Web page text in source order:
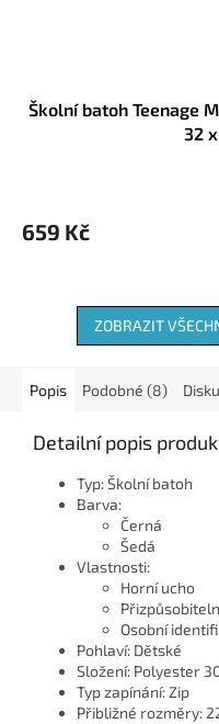
Školní batoh Teenage
32
659 Kč
ZOBRAZIT
Popis Podobné (8)
Detailní popis
Typ: Školní batoh
Barva:
Černá
Šedá
Vlastnosti:
Horní ucho
Osobní
Pohlaví: Dětské
Složení: Polyester
Typ zapínání: Zip
Přibližné rozměry: